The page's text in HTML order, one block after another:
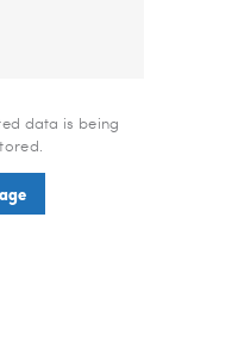
data is being